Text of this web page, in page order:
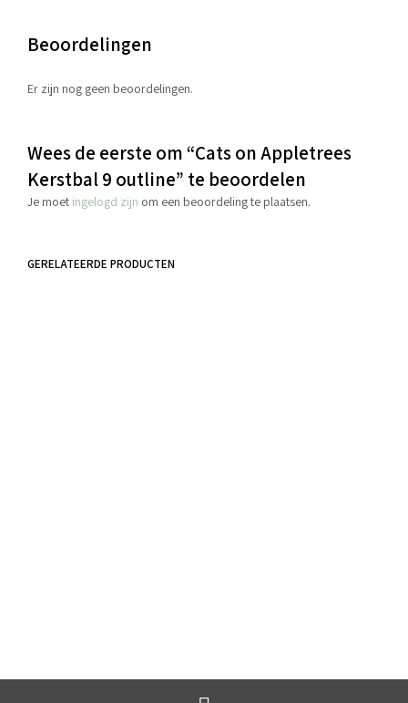
Beoordelingen
Er zijn nog geen beoordelingen.
Wees de eerste om “Cats on Appletrees
Kerstbal 9 outline” te beoordelen
Je moet ingelogd zijn om een beoordeling te plaatsen.
GERELATEERDE PRODUCTEN